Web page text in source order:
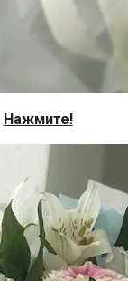
Нажмите!